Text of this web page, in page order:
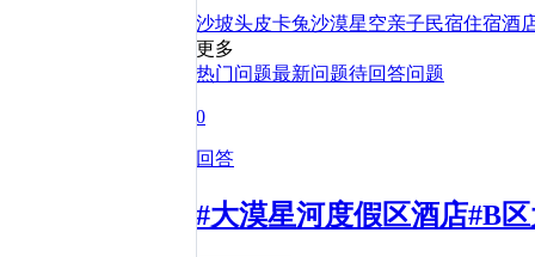
沙坡头皮卡兔沙漠星空亲子民宿住宿酒
更多
热门问题最新问题待回答问题
0
回答
#大漠星河度假区酒店#B